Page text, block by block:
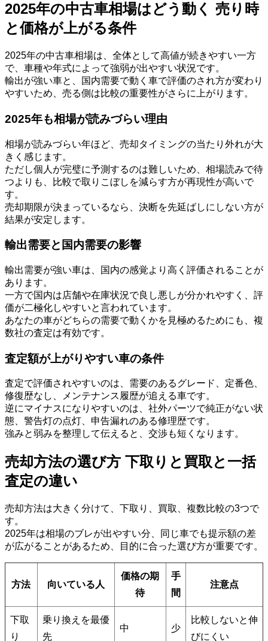
2025年の中古車相場はどう動く 売り時
と価格が上がる条件
2025年の中古車相場は、全体として高値が続きやすい一方
で、車種や年式によって強弱が出やすい状況です。
輸出が強い車と、国内需要で動く車で評価のされ方が変わり
やすいため、売る側は比較の重要性がさらに上がります。
2025年も相場が読みづらい理由
相場が読みづらい年ほど、売却タイミングの当たり外れが大
きく感じます。
ただし個人が完璧に予測するのは難しいため、相場読みで待
つよりも、比較で取りこぼしを減らす方が再現性が高いで
す。
売却期限が決まっているなら、決断を先延ばしにしない方が
結果が安定します。
輸出需要と国内需要の影響
輸出需要が強い車は、国内の感覚より高く評価されることが
あります。
一方で国内は店舗や在庫状況で良し悪しが分かれやすく、評
価が二極化しやすいと言われています。
あなたの車がどちらの需要で動くかを見極めるためにも、複
数社の査定は有効です。
査定額が上がりやすい車の条件
査定で評価されやすいのは、需要のあるグレード、定番色、
修復歴なし、メンテナンス履歴が追える車です。
逆にマイナスになりやすいのは、社外パーツで純正がない状
態、警告灯の点灯、申告漏れのある修理歴です。
強みと弱みを整理して伝えると、交渉も短くなります。
売却方法の選び方 下取りと買取と一括
査定の違い
売却方法は大きく分けて、下取り、買取、複数比較の3つで
す。
2025年は相場のブレが出やすい分、同じ車でも提示額の差
が広がることがあるため、目的に合った選び方が重要です。
方法 向いている人
価格の期
待
手
間
注意点
下取
り
乗り換えを最優
先
中 少
比較しないと伸
びにくい